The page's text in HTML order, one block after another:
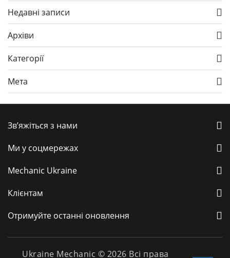
Недавні записи
Архіви
Категорії
Мета
Зв’яжіться з нами
Ми у соцмережах
Mechanic Ukraine
Клієнтам
Отримуйте останні оновлення
Ukraine Mechanic © 2026 Всі права